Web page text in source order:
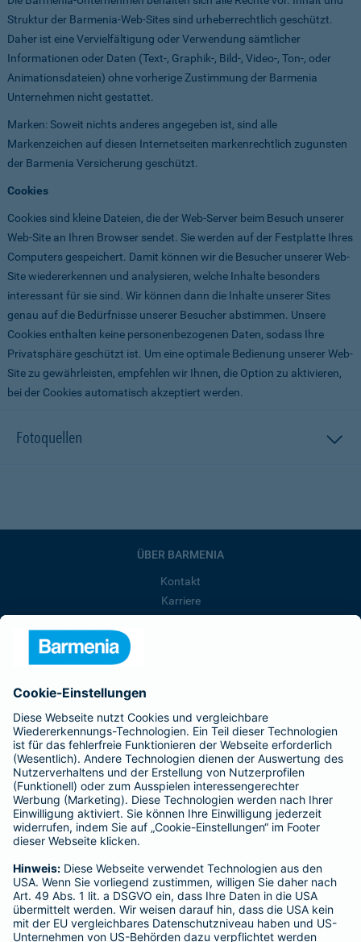
Struktur der Barmenia-Web-Sites sind urheberrechtlich geschützt.
Daher ist eine Vervielfältigung oder Verwendung sämtlicher
Informationen oder Daten (Text-, Graphik-, Bild-, Video-, Ton-, oder
Animationsdateien) ohne vorherige Zustimmung der Barmenia
Unternehmen nicht gestattet.
Marken: Soweit nichts anderes angegeben ist, sind alle
Markenzeichen auf diesen Internetseiten markenrechtlich zugunsten
der Barmenia Versicherung geschützt.
Cookies
Cookies sind kleine Dateien, die der Web-Server beim Besuch unserer
Web-Site an Ihren Browser sendet. Sie werden auf der Festplatte Ihres
Computers gespeichert. Damit können wir die Besucher unserer Web-
Site wiedererkennen und analysieren, welche Inhalte besonders
interessant für sie sind. Wir können dann die Inhalte unserer Sites
genau auf die Bedürfnisse unserer Besucher abstimmen. Unsere
Cookies enthalten keine personenbezogenen Daten, sodass Ihre
Privatsphäre geschützt ist. Um eine optimale Bedienung unserer Web-
Site zu gewährleisten, empfehlen wir Ihnen, die Option zu aktivieren,
bei der Cookies automatisch akzeptiert werden.
Fotoquellen
ÜBER BARMENIA
Kontakt
Karriere
Barmenia ist Teil der BarmeniaGothaer
BELIEBTE SEITEN
Kranken-Zusatzversicherung
Tierversicherungen
Haftpflichtversicherung
Hausratversicherung
Adresse ändern
Schaden melden
Kilometerstandsmeldung
Serviceübersicht